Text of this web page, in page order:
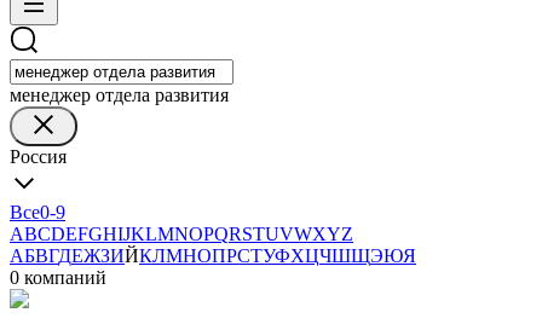
менеджер отдела развития
Россия
Все0-9
ABCDEFGHIJKLMNOPQRSTUVWXYZ
АБВГДЕЖЗИЙКЛМНОПРСТУФХЦЧШЩЭЮЯ
0 компаний